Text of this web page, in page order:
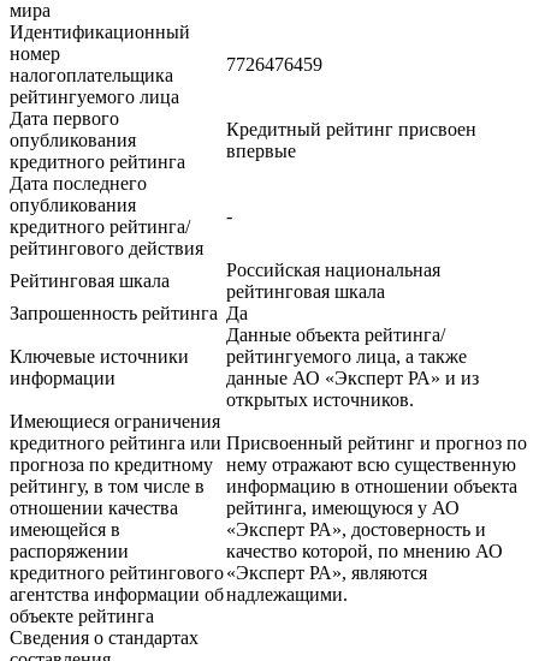
мира
Идентификационный
номер
налогоплательщика
рейтингуемого лица
7726476459
Дата первого
опубликования
кредитного рейтинга
Кредитный рейтинг присвоен
впервые
Дата последнего
опубликования
кредитного рейтинга/
рейтингового действия
-
Рейтинговая шкала
Российская национальная
рейтинговая шкала
Запрошенность рейтинга Да
Ключевые источники
информации
Данные объекта рейтинга/
рейтингуемого лица, а также
данные АО «Эксперт РА» и из
открытых источников.
Имеющиеся ограничения
кредитного рейтинга или
прогноза по кредитному
рейтингу, в том числе в
отношении качества
имеющейся в
распоряжении
кредитного рейтингового
агентства информации об
объекте рейтинга
Присвоенный рейтинг и прогноз по
нему отражают всю существенную
информацию в отношении объекта
рейтинга, имеющуюся у АО
«Эксперт РА», достоверность и
качество которой, по мнению АО
«Эксперт РА», являются
надлежащими.
Сведения о стандартах